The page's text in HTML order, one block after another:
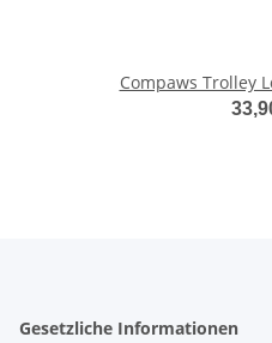
Compaws Trolley
Gesetzliche Informationen